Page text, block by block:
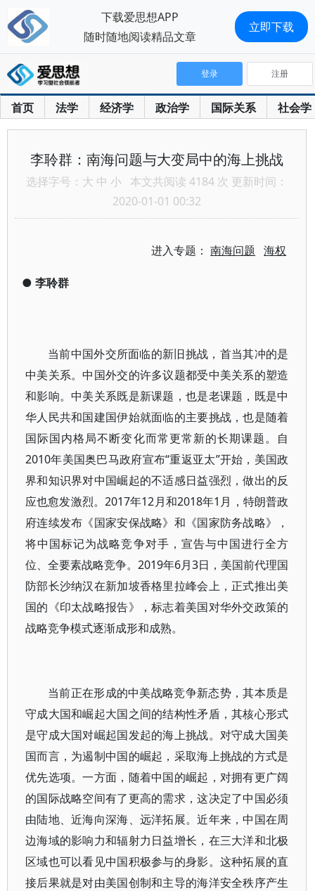
首页 法学 经济学 政治学 国际关系 社会学
登录 注册
李聆群：南海问题与大变局中的海上挑战
选择字号： 大 中 小 本文共阅读 4184 次 更新时间：
2020-01-01 00:32
进入专题：南海问题 海权
● 李聆群
当前中国外交所面临的新旧挑战，首当其冲的是
中美关系。中国外交的许多议题都受中美关系的塑造
和影响。中美关系既是新课题，也是老课题，既是中
华人民共和国建国伊始就面临的主要挑战，也是随着
国际国内格局不断变化而常更常新的长期课题。自
2010年美国奥巴马政府宣布“重返亚太”开始，美国政
界和知识界对中国崛起的不适感日益强烈，做出的反
应也愈发激烈。2017年12月和2018年1月，特朗普政
府连续发布《国家安保战略》和《国家防务战略》，
将中国标记为战略竞争对手，宣告与中国进行全方
位、全要素战略竞争。2019年6月3日，美国前代理国
防部长沙纳汉在新加坡香格里拉峰会上，正式推出美
国的《印太战略报告》，标志着美国对华外交政策的
战略竞争模式逐渐成形和成熟。
当前正在形成的中美战略竞争新态势，其本质是
守成大国和崛起大国之间的结构性矛盾，其核心形式
是守成大国对崛起国发起的海上挑战。对守成大国美
国而言，为遏制中国的崛起，采取海上挑战的方式是
优先选项。一方面，随着中国的崛起，对拥有更广阔
的国际战略空间有了更高的需求，这决定了中国必须
由陆地、近海向深海、远洋拓展。近年来，中国在周
边海域的影响力和辐射力日益增长，在三大洋和北极
区域也可以看见中国积极参与的身影。这种拓展的直
接后果就是对由美国创制和主导的海洋安全秩序产生
下载爱思想APP
随时随地阅读精品文章
立即下载